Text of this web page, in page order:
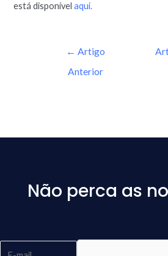
está disponívelaqui.
← Artigo
Anterior
Não perca as